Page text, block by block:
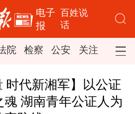
电子
报
百姓说
话
院 检察 公安 关注 司法
时代新湘军】以公证
魂 湖南青年公证人为